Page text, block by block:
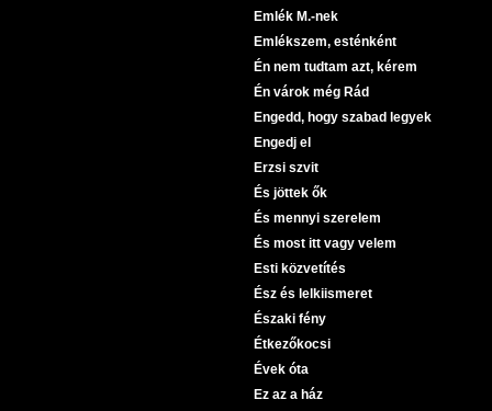
Emlék M.-nek
Emlékszem, esténként
Én nem tudtam azt, kérem
Én várok még Rád
Engedd, hogy szabad legyek
Engedj el
Erzsi szvit
És jöttek ők
És mennyi szerelem
És most itt vagy velem
Esti közvetítés
Ész és lelkiismeret
Északi fény
Étkezőkocsi
Évek óta
Ez az a ház